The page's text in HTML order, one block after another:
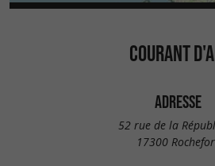
dans un tissu régional riche
COURANT
ADRESSE
52 rue de la
17300